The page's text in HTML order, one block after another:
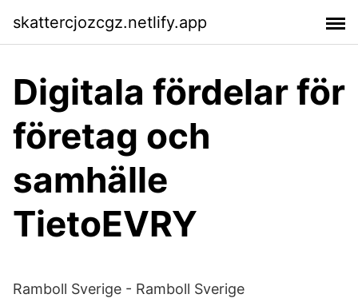
skattercjozcgz.netlify.app
Digitala fördelar för
företag och
samhälle
TietoEVRY
Ramboll Sverige - Ramboll Sverige